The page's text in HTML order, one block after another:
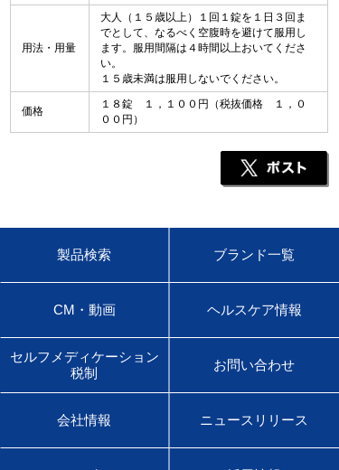
用法・用量
大人（１５歳以上）１回１錠を１日３回ま
でとして、なるべく空腹時を避けて服用し
ます。服用間隔は４時間以上おいてくださ
い。
１５歳未満は服用しないでください。
価格
１８錠 １，１００円（税抜価格 １，０
００円）
製品検索 ブランド一覧
CM・動画 ヘルスケア情報
セルフメディケーション
税制
お問い合わせ
会社情報 ニュースリリース